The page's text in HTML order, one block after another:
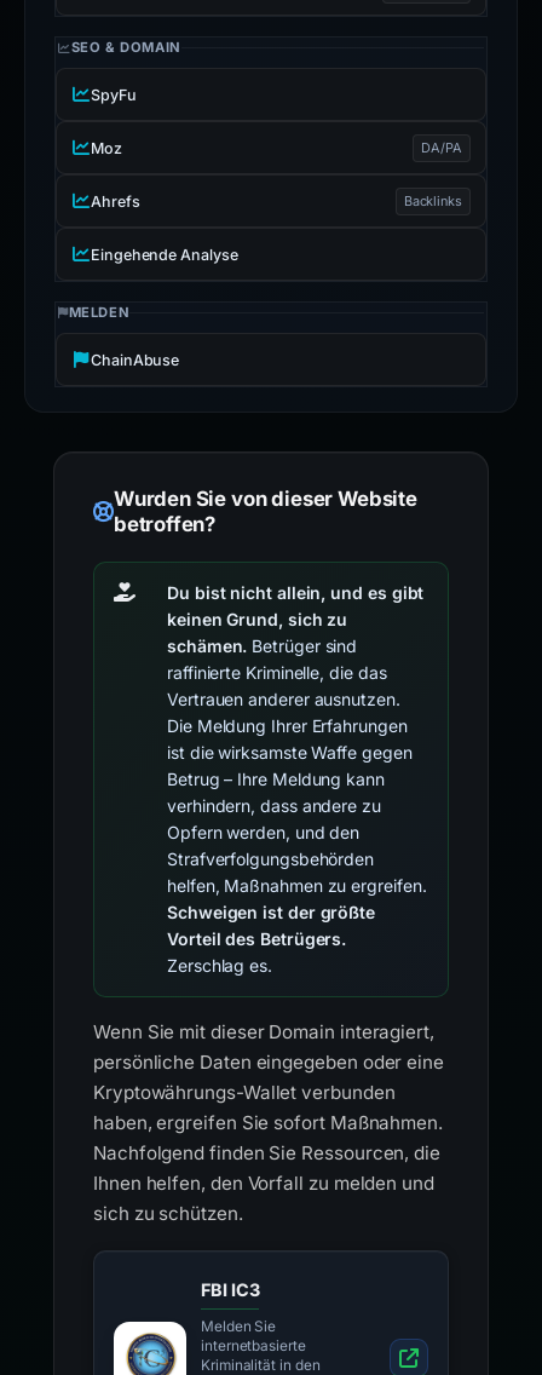
SEO & DOMAIN
SpyFu
Moz DA/PA
Ahrefs Backlinks
Eingehende Analyse
MELDEN
ChainAbuse
Wurden Sie von dieser Website
betroffen?
Du bist nicht allein, und es gibt
keinen Grund, sich zu
schämen. Betrüger sind
raffinierte Kriminelle, die das
Vertrauen anderer ausnutzen.
Die Meldung Ihrer Erfahrungen
ist die wirksamste Waffe gegen
Betrug – Ihre Meldung kann
verhindern, dass andere zu
Opfern werden, und den
Strafverfolgungsbehörden
helfen, Maßnahmen zu ergreifen.
Schweigen ist der größte
Vorteil des Betrügers.
Zerschlag es.
Wenn Sie mit dieser Domain interagiert,
persönliche Daten eingegeben oder eine
Kryptowährungs-Wallet verbunden
haben, ergreifen Sie sofort Maßnahmen.
Nachfolgend finden Sie Ressourcen, die
Ihnen helfen, den Vorfall zu melden und
sich zu schützen.
FBI IC3
Melden Sie
internetbasierte
Kriminalität in den